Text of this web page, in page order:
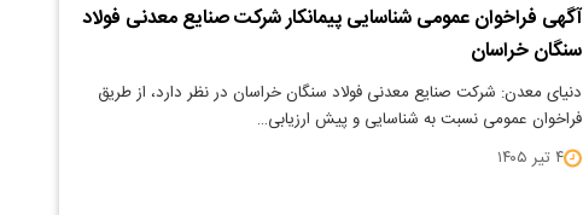
آگهی فراخوان عمومی شناسایی پیمانکار شرکت صنایع معدنی فولاد
سنگان خراسان
دنیای معدن: شرکت صنایع معدنی فولاد سنگان خراسان در نظر دارد، از طریق
فراخوان عمومی نسبت به شناسایی و پیش ارزیابی…
۴ تیر ۱۴۰۵